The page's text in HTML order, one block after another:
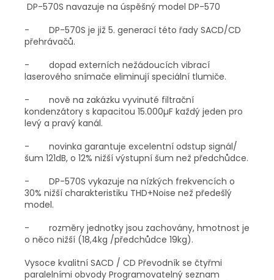
DP-570S navazuje na úspěšný model DP-570
- DP-570S je již 5. generací této řady SACD/CD
přehrávačů.
- dopad externích nežádoucích vibrací
laserového snímače eliminují speciální tlumiče.
- nově na zakázku vyvinuté filtrační
kondenzátory s kapacitou 15.000µF každý jeden pro
levý a pravý kanál.
- novinka garantuje excelentní odstup signál/
šum 121dB, o 12% nižší výstupní šum než předchůdce.
- DP-570S vykazuje na nízkých frekvencích o
30% nižší charakteristiku THD+Noise než předešlý
model.
- rozměry jednotky jsou zachovány, hmotnost je
o něco nižší (18,4kg /předchůdce 19kg).
Vysoce kvalitní SACD / CD Převodník se čtyřmi
paralelními obvody Programovatelný seznam